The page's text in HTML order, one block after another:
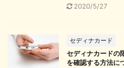
2020/5/27
セディナカード
セディナカードの
を確認する方法に